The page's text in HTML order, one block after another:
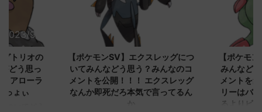
2023/9/8
トリオの
どう思っ
アローラ
っょぃ
【ポケモンSV】エクスレッグにつ
いてみんなどう思う？みんなのコ
メントを公開！！！ エクスレッグ
なんか即死だろ本気で言ってるん
か
【ポケモ
みんなど
メントを
リーはバ
るよりビ